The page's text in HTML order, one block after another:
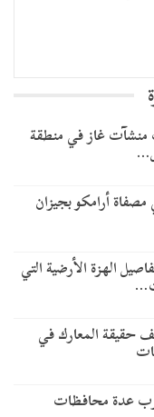
منشآت غاز في منطقة
أرامكو بجيزان
الهزة الأرضية التي
حقيقة المعارك في
عدة محافظات